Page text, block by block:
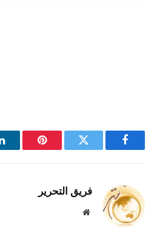
فيسبوك تويتر
فريق التحرير
موقع